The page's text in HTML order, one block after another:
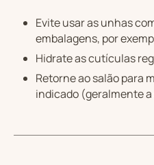
Evite usar as unhas
embalagens, por
Hidrate as cutículas
Retorne ao salão para
indicado (geralmente a